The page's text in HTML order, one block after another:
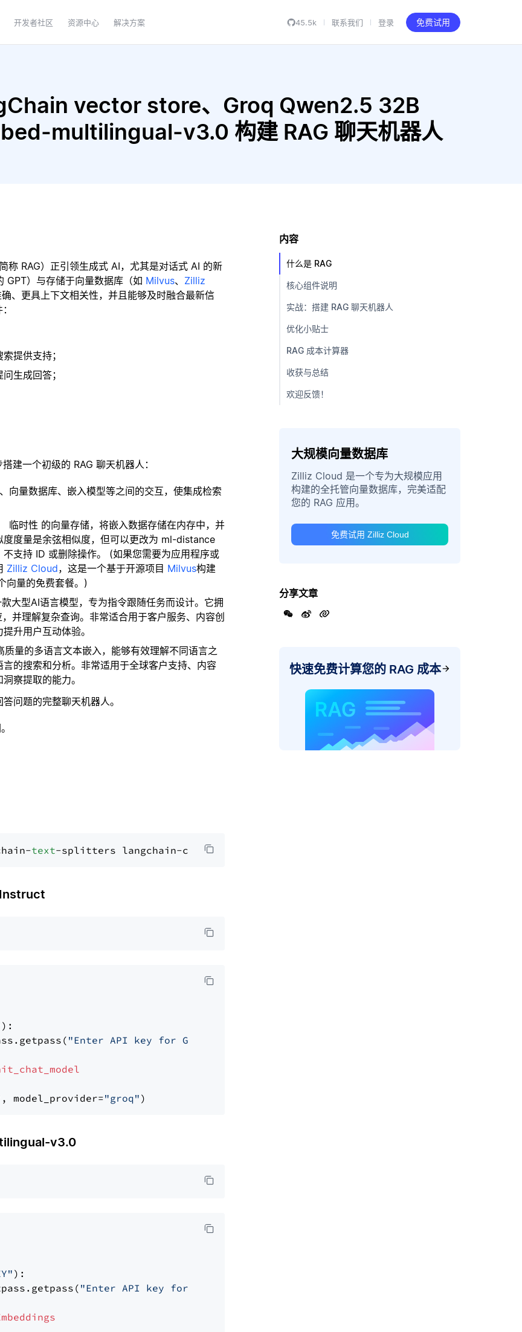
开发者社区 资源中心 解决方案 45.5k 联系我们 登录 免费试用
vector store、Groq Qwen2.5 32B
multilingual-v3.0 构建 RAG 聊天机器人
RAG）正引领生成式 AI，尤其是对话式 AI 的新
GPT）与存储于向量数据库（如 Milvus、 Zilliz
、更具上下文相关性，并且能够及时融合最新信
提供支持；
生成回答；
建一个初级的 RAG 聊天机器人：
向量数据库、嵌入模型等之间的交互，使集成检索
临时性 的向量存储，将嵌入数据存储在内存中，并
度量是余弦相似度，但可以更改为 ml-distance
支持 ID 或删除操作。 (如果您需要为应用程序或
Zilliz Cloud，这是一个基于开源项目 Milvus构建
向量的免费套餐。)
大型AI语言模型，专为指令跟随任务而设计。它拥
并理解复杂查询。非常适合用于客户服务、内容创
升用户互动体验。
质量的多语言文本嵌入，能够有效理解不同语言之
的搜索和分析。非常适用于全球客户支持、内容
察提取的能力。
问题的完整聊天机器人。
text
):
"Enter API key for Groq: "
, model_provider="groq"
v3.0
):
"Enter API key for Cohere: "
内容
什么是 RAG
核心组件说明
实战：搭建 RAG 聊天机器人
优化小贴士
RAG 成本计算器
收获与总结
欢迎反馈！
大规模向量数据库
Zilliz Cloud 是一个专为大规模应用
构建的全托管向量数据库，完美适配
您的 RAG 应用。
免费试用 Zilliz Cloud
分享文章
快速免费计算您的 RAG 成本